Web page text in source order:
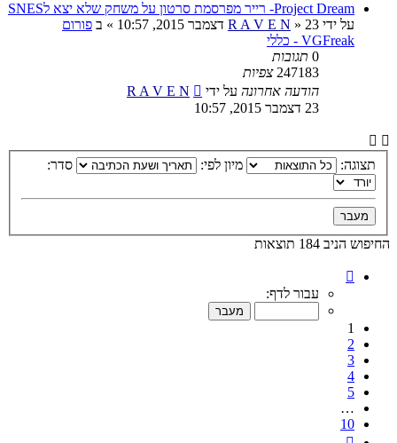
Project Dream- רייר מפרסמת סרטון על משחק שלא יצא לSNES
על ידי
R A V E N » 23 דצמבר 2015, 10:57 » ב פורום
VGFreak - כללי
0 תגובות
247183 צפיות
הודעה אחרונה על ידי
R A V E N
23 דצמבר 2015, 10:57
תצוגה: מיון לפי: סדר:
החיפוש הניב 184 תוצאות
מתוך
עבור לדף:
1
2
3
4
5
…
10